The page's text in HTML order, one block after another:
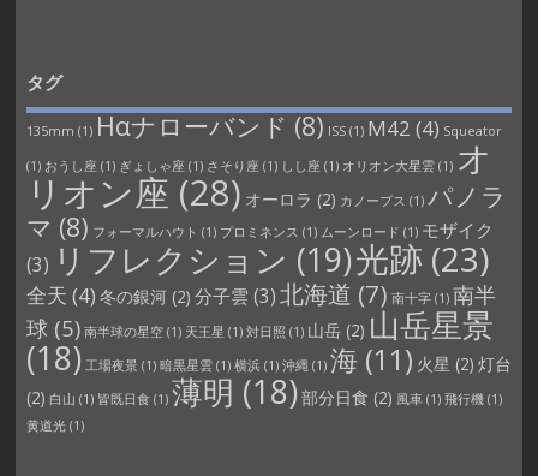
タグ
135mm (1) Hαナローバンド (8) ISS(1) M42 (4) Squeator
(1) おうし座 (1) ぎょしゃ座 (1) さそり座 (1) しし座 (1) オリオン大星雲(1) オ
リオン座 (28) オーロラ (2) カノープス (1) パノラ
マ (8) フォーマルハウト (1) プロミネンス (1) ムーンロード (1) モザイク
(3) リフレクション (19)光跡 (23)
全天 (4) 冬の銀河(2) 分子雲 (3)北海道 (7) 南十字(1) 南半
球 (5) 南半球の星空(1) 天王星 (1) 対日照 (1) 山岳(2) 山岳星景
(18) 工場夜景(1) 暗黒星雲(1) 横浜(1) 沖縄 (1) 海 (11) 火星 (2) 灯台
(2) 白山 (1) 皆既日食 (1) 薄明 (18)部分日食 (2) 風車(1) 飛行機(1)
黄道光(1)